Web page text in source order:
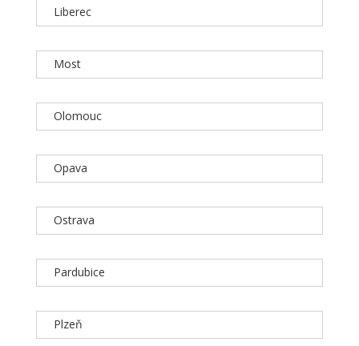
Liberec
Most
Olomouc
Opava
Ostrava
Pardubice
Plzeň